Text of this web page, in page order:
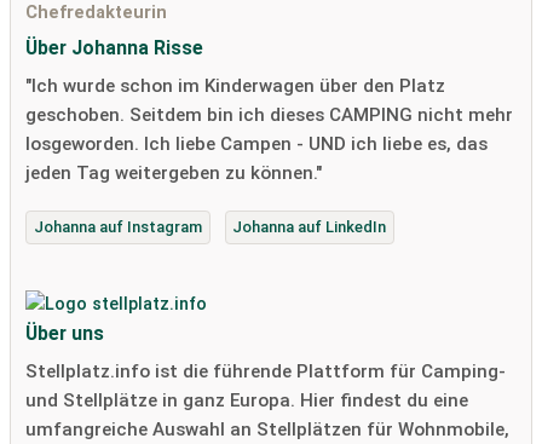
Chefredakteurin
Über Johanna Risse
"Ich wurde schon im Kinderwagen über den Platz
geschoben. Seitdem bin ich dieses CAMPING nicht mehr
losgeworden. Ich liebe Campen - UND ich liebe es, das
jeden Tag weitergeben zu können."
Johanna auf Instagram Johanna auf LinkedIn
Über uns
Stellplatz.info ist die führende Plattform für Camping-
und Stellplätze in ganz Europa. Hier findest du eine
umfangreiche Auswahl an Stellplätzen für Wohnmobile,